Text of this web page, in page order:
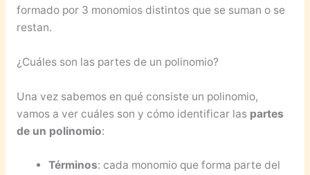
formado por 3 monomios distintos que se suman o se
restan.
¿Cuáles son las partes de un polinomio?
Una vez sabemos en qué consiste un polinomio,
vamos a ver cuáles son y cómo identificar las partes
de un polinomio:
Términos: cada monomio que forma parte del